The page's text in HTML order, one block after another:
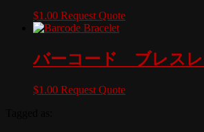
$1.00 Request Quote
バーコード ブレスレ
$1.00 Request Quote